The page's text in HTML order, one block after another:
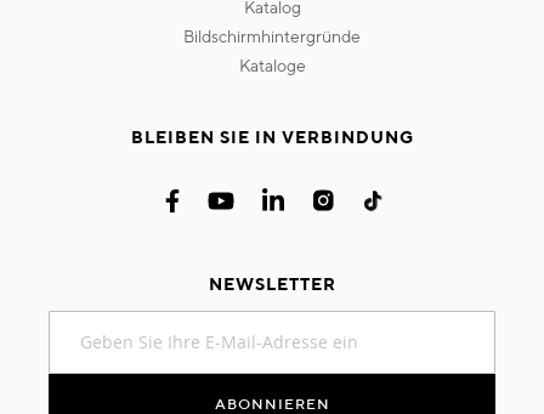
katalog
bildschirmhintergründe
kataloge
BLEIBEN SIE IN VERBINDUNG
NEWSLETTER
sich
ABONNIEREN